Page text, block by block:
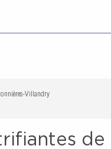
Villandry
de